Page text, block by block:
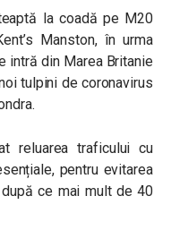
la coadă pe M20
Manston, în urma
intră din Marea Britanie
tulpini de coronavirus
reluarea traficului cu
pentru evitarea
ce mai mult de 40